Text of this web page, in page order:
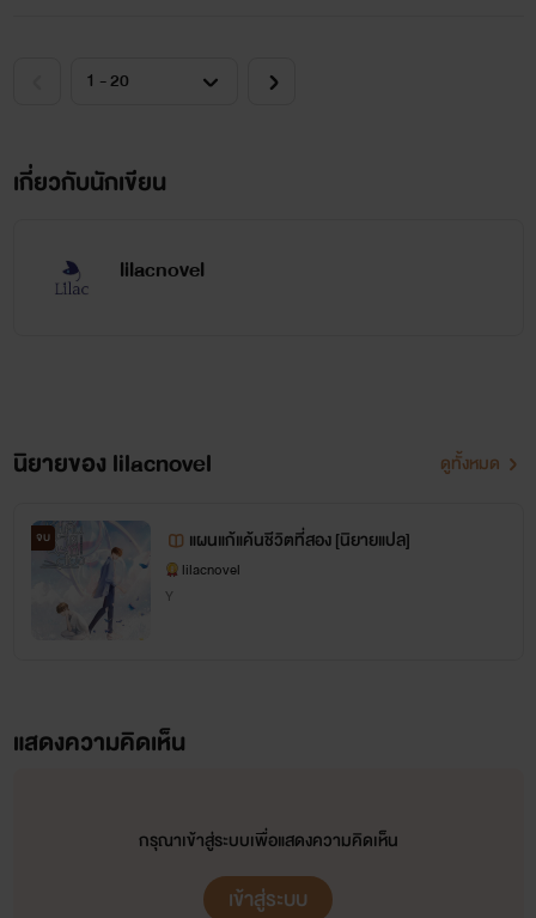
เกี่ยวกับนักเขียน
lilacnovel
นิยายของ lilacnovel ดูทั้งหมด
จบ แผนแก้แค้นชีวิตที่สอง [นิยายแปล]
lilacnovel
Y
แสดงความคิดเห็น
กรุณาเข้าสู่ระบบเพื่อแสดงความคิดเห็น
เข้าสู่ระบบ